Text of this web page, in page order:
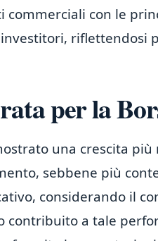
commerciali con le
riflettendosi
per la
una crescita
sebbene più
considerando il
contribuito a tale